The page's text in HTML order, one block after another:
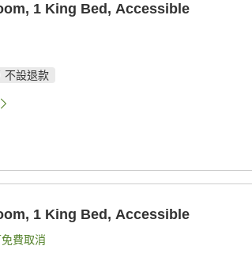
1 King Bed, Accessible
不設退款
1 King Bed, Accessible
費取消